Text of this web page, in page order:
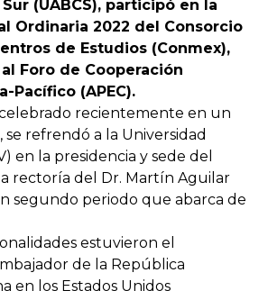
(UABCS), participó en la
Ordinaria 2022 del Consorcio
de Estudios (Conmex),
Foro de Cooperación
Pacífico (APEC).
recientemente en un
refrendó a la Universidad
en la presidencia y sede del
rectoría del Dr. Martín Aguilar
segundo periodo que abarca de
estuvieron el
de la República
en los Estados Unidos